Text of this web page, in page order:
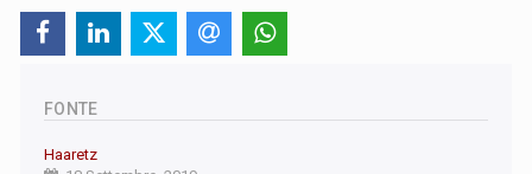
FONTE
Haaretz